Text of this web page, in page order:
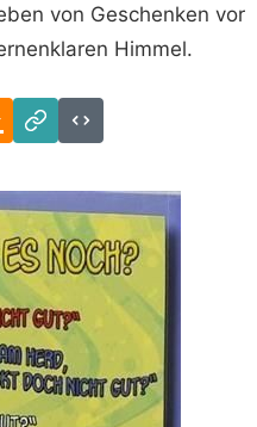
von Geschenken vor
Himmel.
Download
Link
Code